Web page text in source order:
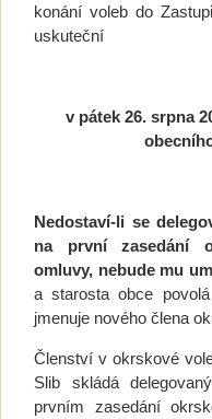
konání voleb do
uskuteční
v pátek 26. srpna
Nedostaví-li se
na první zasedání
omluvy, nebude mu
a starosta obce
jmenuje nového člena
Členství v okrskové
Slib skládá
prvním zasedání